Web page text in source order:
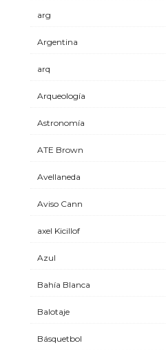
arg
Argentina
arq
Arqueología
Astronomía
ATE Brown
Avellaneda
Aviso Cann
axel Kicillof
Azul
Bahía Blanca
Balotaje
Básquetbol